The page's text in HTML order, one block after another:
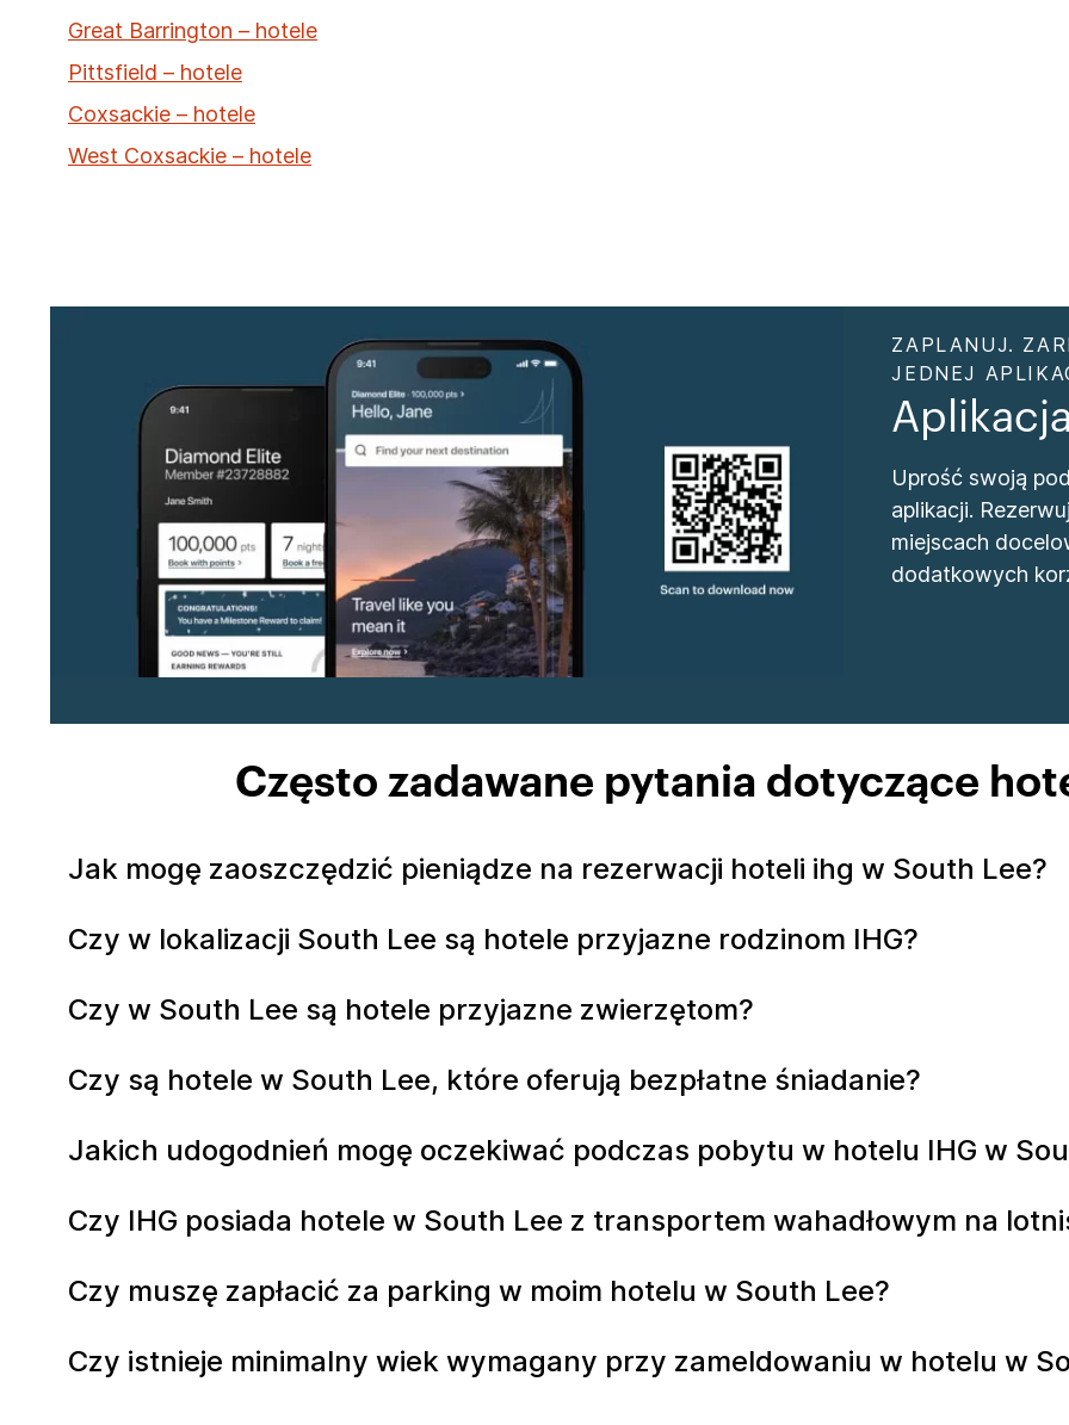
Great Barrington – hotele
Pittsfield – hotele
Coxsackie – hotele
West Coxsackie – hotele
ZAPLANUJ.
JEDNEJ
Uprość swoją
aplikacji.
miejscach
dodatkowych
Często zadawane pytania dotyczące
Jak mogę zaoszczędzić pieniądze na rezerwacji hoteli ihg w South Lee?
Czy w lokalizacji South Lee są hotele przyjazne rodzinom IHG?
Czy w South Lee są hotele przyjazne zwierzętom?
Czy są hotele w South Lee, które oferują bezpłatne śniadanie?
Jakich udogodnień mogę oczekiwać podczas pobytu w hotelu IHG w
Czy IHG posiada hotele w South Lee z transportem wahadłowym na
Czy muszę zapłacić za parking w moim hotelu w South Lee?
Czy istnieje minimalny wiek wymagany przy zameldowaniu w hotelu w